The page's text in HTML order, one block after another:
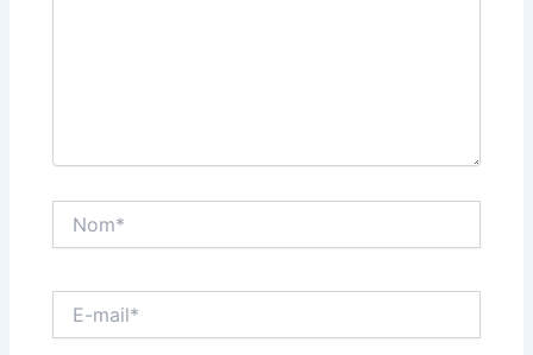
mail*